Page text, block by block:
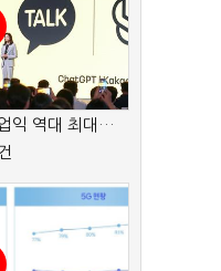
익 역대 최대…